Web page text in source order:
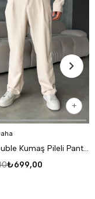
Krem Double Kumaş Pileli Pantolon MSS
₺699,00